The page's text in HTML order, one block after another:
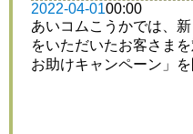
2022-04-0100:00
あいコムこうかでは、
をいただいたお客さま
お助けキャンペーン」を